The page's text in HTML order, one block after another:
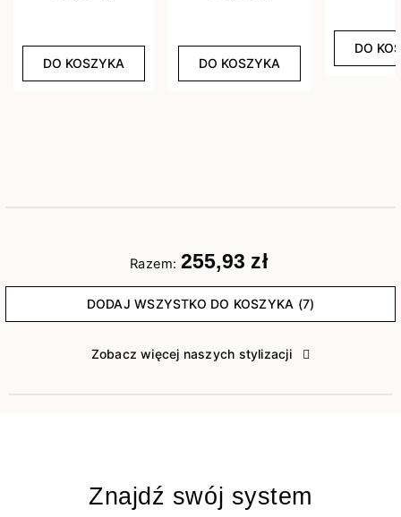
DO KOSZYKA DO KOSZYKA
DO
Razem: 255,93 zł
DODAJ WSZYSTKO DO KOSZYKA (7)
Zobacz więcej naszych stylizacji
Znajdź swój system